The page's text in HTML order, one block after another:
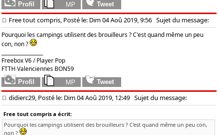
Free tout compris, Posté le: Dim 04 Aoû 2019, 9:56 Sujet du message:
Pourquoi les campings utilisent des brouilleurs ? C'est quand même un peu
con, non ?
Freebox V6 / Player Pop
FTTH Valenciennes BON59
didierc29, Posté le: Dim 04 Aoû 2019, 12:49 Sujet du message:
Free tout compris a écrit:
Pourquoi les campings utilisent des brouilleurs ? C'est quand même un peu con,
non ?